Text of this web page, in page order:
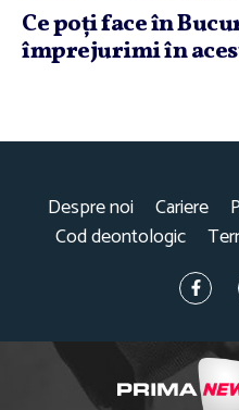
Ce poţi face în
împrejurimi în
Despre noi Cariere
Cod deontologic